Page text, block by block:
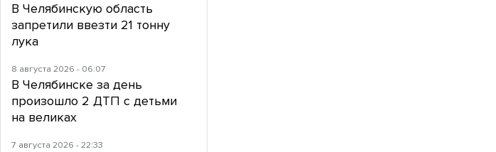
В Челябинскую область
запретили ввезти 21 тонну
лука
8 августа 2026 - 06:07
В Челябинске за день
произошло 2 ДТП с детьми
на великах
7 августа 2026 - 22:33